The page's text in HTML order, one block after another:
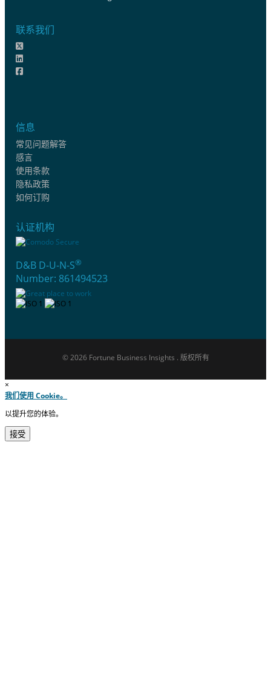
联系我们
信息
常见问题解答
感言
使用条款
隐私政策
如何订购
认证机构
D&B D-U-N-S®
Number: 861494523
© 2026 Fortune Business Insights . 版权所有
×
我们使用 Cookie。
以提升您的体验。
接受